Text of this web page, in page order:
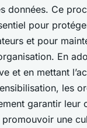
données. Ce
pour
et pour
En
et en mettant
les
garantir leur
promouvoir une